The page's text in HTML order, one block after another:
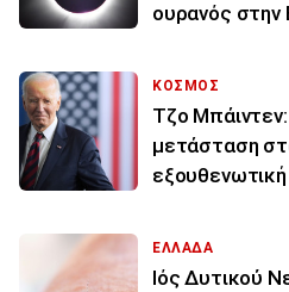
ουρανός
ΚΟΣΜΟΣ
Τζο Μπάιντεν:
μετάσταση
ΕΛΛΑΔΑ
Ιός Δυτικού